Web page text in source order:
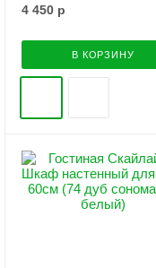
4 450 р
В КОРЗИНУ